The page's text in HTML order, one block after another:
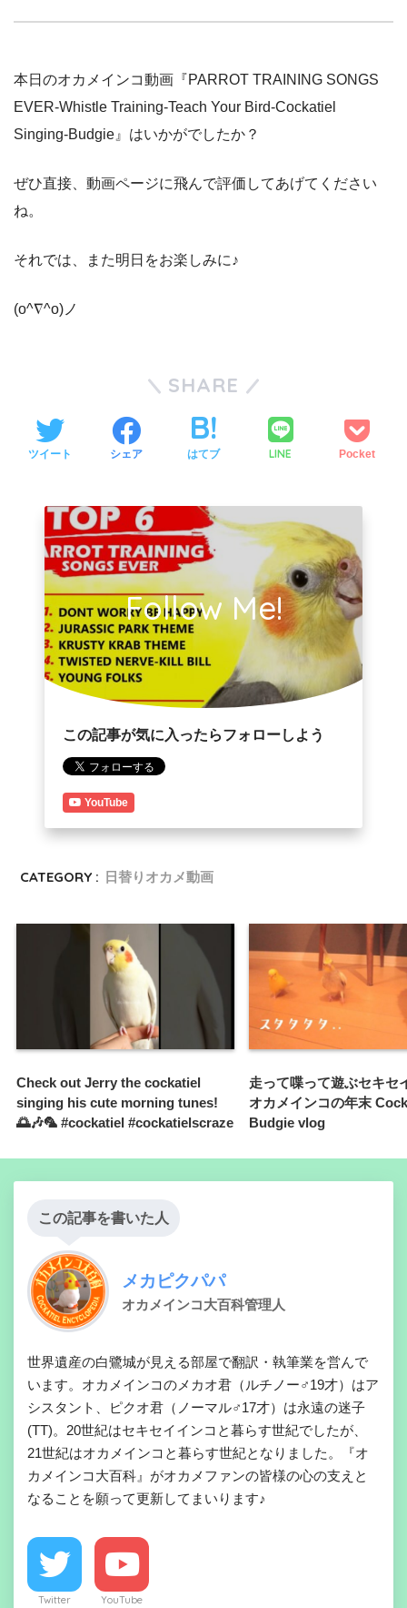
本日のオカメインコ動画『PARROT TRAINING SONGS
EVER-Whistle Training-Teach Your Bird-Cockatiel
Singing-Budgie』はいかがでしたか？
ぜひ直接、動画ページに飛んで評価してあげてください
ね。
それでは、また明日をお楽しみに♪
(o^∇^o)ノ
SHARE
ツイート シェア はてブ LINE Pocket
Follow Me!
この記事が気に入ったらフォローしよう
YouTube
CATEGORY : 日替りオカメ動画
Check out Jerry the cockatiel
singing his cute morning tunes!
🌅🎶🦜 #cockatiel #cockatielscraze
走って喋って遊ぶセキセ
オカメインコの年末
Budgie vlog
この記事を書いた人
メカピクパパ
オカメインコ大百科管理人
世界遺産の白鷺城が見える部屋で翻訳・執筆業を営んで
います。オカメインコのメカオ君（ルチノー♂19才）はア
シスタント、ピクオ君（ノーマル♂17才）は永遠の迷子
(TT)。20世紀はセキセイインコと暮らす世紀でしたが、
21世紀はオカメインコと暮らす世紀となりました。『オ
カメインコ大百科』がオカメファンの皆様の心の支えと
なることを願って更新してまいります♪
Twitter YouTube